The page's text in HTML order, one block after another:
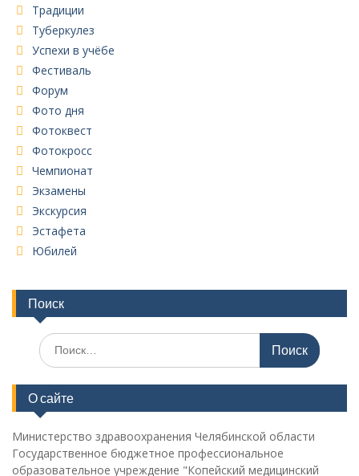
Традиции
Туберкулез
Успехи в учёбе
Фестиваль
Форум
Фото дня
Фотоквест
Фотокросс
Чемпионат
Экзамены
Экскурсия
Эстафета
Юбилей
Поиск
Поиск
по:
О сайте
Министерство здравоохранения Челябинской области
Государственное бюджетное профессиональное
образовательное учреждение "Копейский медицинский